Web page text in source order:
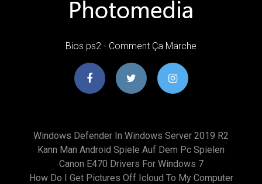
Bios ps2 - Comment Ça Marche
Windows Defender In Windows Server 2019 R2
Kann Man Android Spiele Auf Dem Pc Spielen
Canon E470 Drivers For Windows 7
How Do I Get Pictures Off Icloud To My Computer